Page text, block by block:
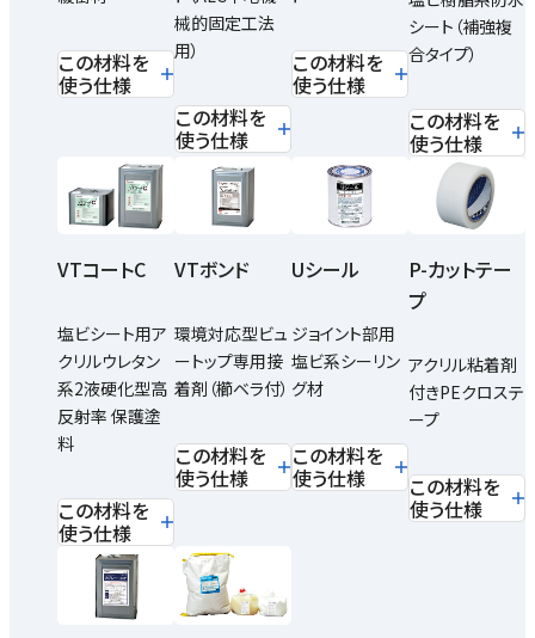
この材料を
使う仕様
械的固定工法
用）
この材料を
使う仕様
この材料を
使う仕様
シート（補強複
合タイプ）
この材料を
使う仕様
VTコートC
塩ビシート用ア
クリルウレタン
系2液硬化型高
反射率 保護塗
料
この材料を
使う仕様
VTボンド
環境対応型ビュ
ートップ専用接
着剤（櫛ベラ付）
この材料を
使う仕様
Uシール
ジョイント部用
塩ビ系シーリン
グ材
この材料を
使う仕様
P-カットテー
プ
アクリル粘着剤
付きPEクロステ
ープ
この材料を
使う仕様